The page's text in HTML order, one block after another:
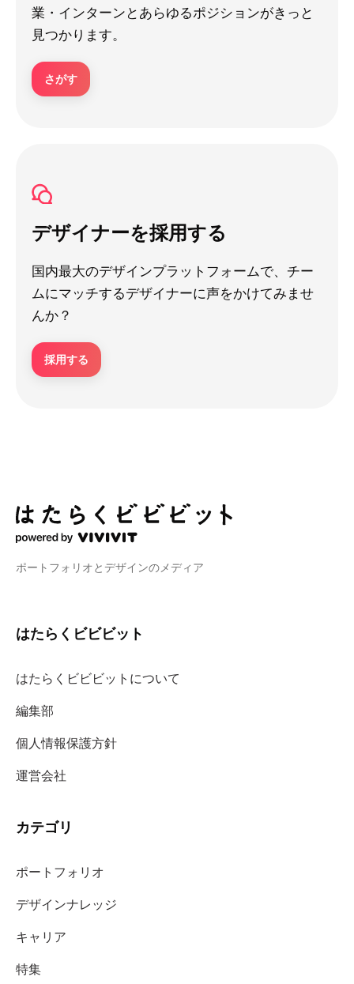
業・インターンとあらゆるポジションがきっと
見つかります。
さがす
デザイナーを採用する
国内最大のデザインプラットフォームで、チー
ムにマッチするデザイナーに声をかけてみませ
んか？
採用する
ポートフォリオとデザインのメディア
はたらくビビビット
はたらくビビビットについて
編集部
個人情報保護方針
運営会社
カテゴリ
ポートフォリオ
デザインナレッジ
キャリア
特集